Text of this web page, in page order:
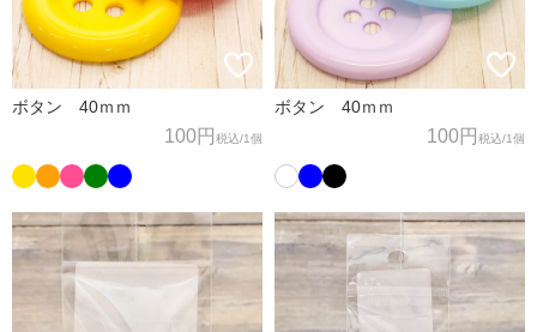
ボタン 40ｍｍ
100円 税込/1個
ボタン 40ｍｍ
100円 税込/1個